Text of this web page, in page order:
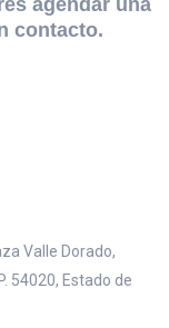
agendar una
contacto.
Valle Dorado,
54020, Estado de